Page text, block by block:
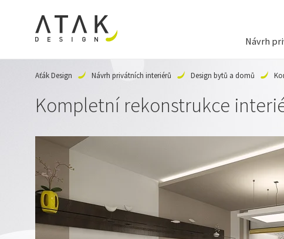
Návrh
Aťák Design Návrh privátních interiérů Design bytů a domů
Kompletní rekonstrukce